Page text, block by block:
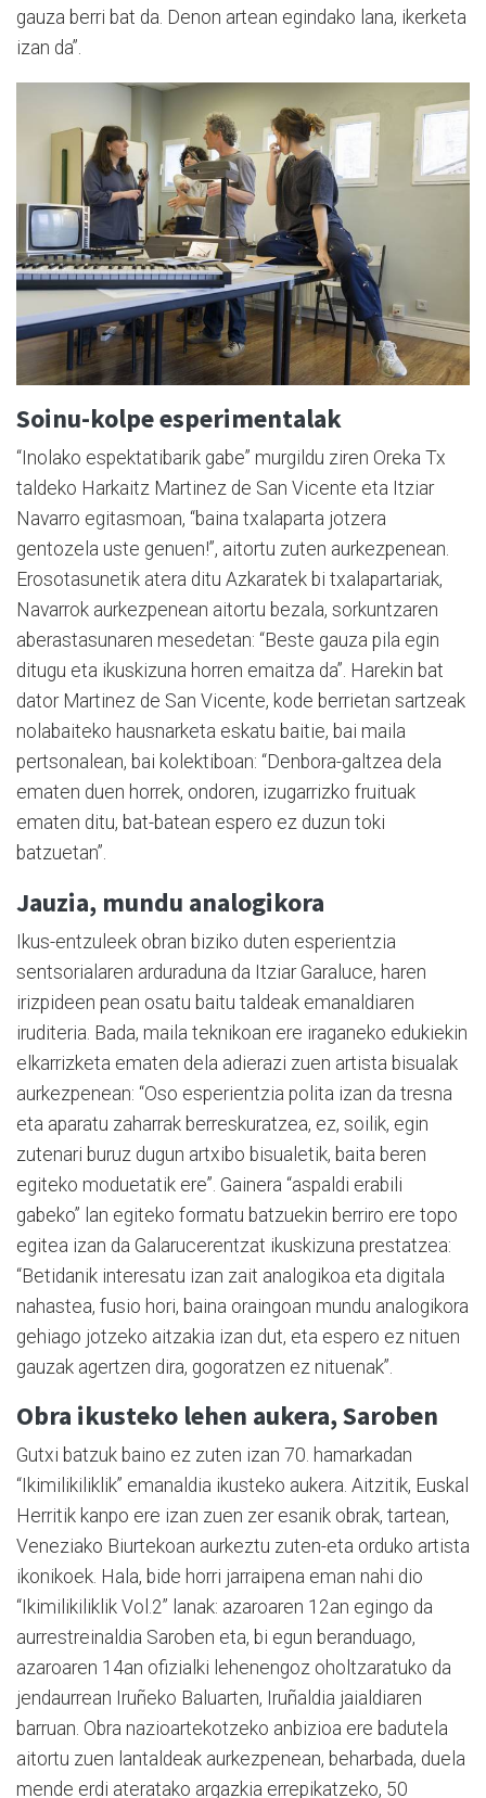
gauza berri bat da. Denon artean egindako lana, ikerketa
izan da”.
Soinu-kolpe esperimentalak
“Inolako espektatibarik gabe” murgildu ziren Oreka Tx
taldeko Harkaitz Martinez de San Vicente eta Itziar
Navarro egitasmoan, “baina txalaparta jotzera
gentozela uste genuen!”, aitortu zuten aurkezpenean.
Erosotasunetik atera ditu Azkaratek bi txalapartariak,
Navarrok aurkezpenean aitortu bezala, sorkuntzaren
aberastasunaren mesedetan: “Beste gauza pila egin
ditugu eta ikuskizuna horren emaitza da”. Harekin bat
dator Martinez de San Vicente, kode berrietan sartzeak
nolabaiteko hausnarketa eskatu baitie, bai maila
pertsonalean, bai kolektiboan: “Denbora-galtzea dela
ematen duen horrek, ondoren, izugarrizko fruituak
ematen ditu, bat-batean espero ez duzun toki
batzuetan”.
Jauzia, mundu analogikora
Ikus-entzuleek obran biziko duten esperientzia
sentsorialaren arduraduna da Itziar Garaluce, haren
irizpideen pean osatu baitu taldeak emanaldiaren
iruditeria. Bada, maila teknikoan ere iraganeko edukiekin
elkarrizketa ematen dela adierazi zuen artista bisualak
aurkezpenean: “Oso esperientzia polita izan da tresna
eta aparatu zaharrak berreskuratzea, ez, soilik, egin
zutenari buruz dugun artxibo bisualetik, baita beren
egiteko moduetatik ere”. Gainera “aspaldi erabili
gabeko” lan egiteko formatu batzuekin berriro ere topo
egitea izan da Galarucerentzat ikuskizuna prestatzea:
“Betidanik interesatu izan zait analogikoa eta digitala
nahastea, fusio hori, baina oraingoan mundu analogikora
gehiago jotzeko aitzakia izan dut, eta espero ez nituen
gauzak agertzen dira, gogoratzen ez nituenak”.
Obra ikusteko lehen aukera, Saroben
Gutxi batzuk baino ez zuten izan 70. hamarkadan
“Ikimilikiliklik” emanaldia ikusteko aukera. Aitzitik, Euskal
Herritik kanpo ere izan zuen zer esanik obrak, tartean,
Veneziako Biurtekoan aurkeztu zuten-eta orduko artista
ikonikoek. Hala, bide horri jarraipena eman nahi dio
“Ikimilikiliklik Vol.2” lanak: azaroaren 12an egingo da
aurrestreinaldia Saroben eta, bi egun beranduago,
azaroaren 14an ofizialki lehenengoz oholtzaratuko da
jendaurrean Iruñeko Baluarten, Iruñaldia jaialdiaren
barruan. Obra nazioartekotzeko anbizioa ere badutela
aitortu zuen lantaldeak aurkezpenean, beharbada, duela
mende erdi ateratako argazkia errepikatzeko, 50